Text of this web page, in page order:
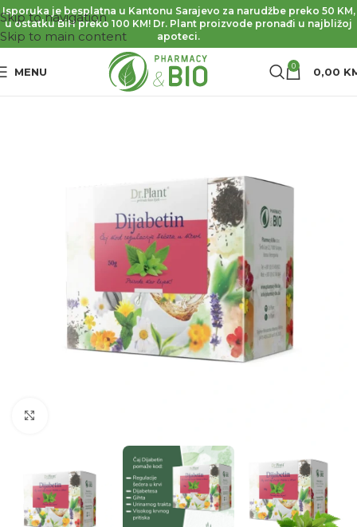
Skip to navigation
Skip to main content
Isporuka je besplatna u Kantonu Sarajevo za narudžbe preko 50 KM,
u ostatku BiH preko 100 KM! Dr. Plant proizvode pronađi u najbližoj
apoteci.
MENU 0 0,00